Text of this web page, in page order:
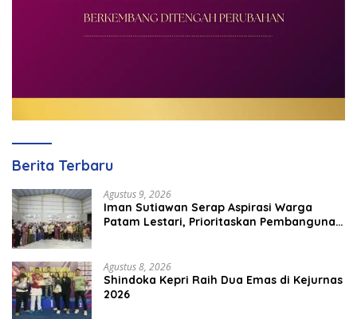
Berita Terbaru
Agustus 9, 2026
Iman Sutiawan Serap Aspirasi Warga
Patam Lestari, Prioritaskan Pembangunan
Agustus 8, 2026
Shindoka Kepri Raih Dua Emas di Kejurnas
2026